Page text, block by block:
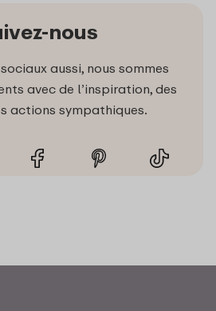
nous
aussi, nous sommes
avec de l’inspiration, des
actions sympathiques.